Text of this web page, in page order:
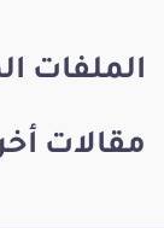
الملفات
مقالات